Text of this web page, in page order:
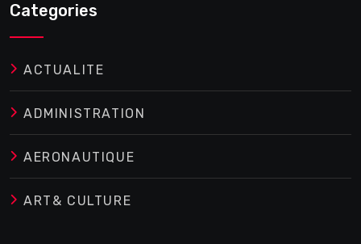
Categories
ACTUALITE
ADMINISTRATION
AERONAUTIQUE
ART& CULTURE